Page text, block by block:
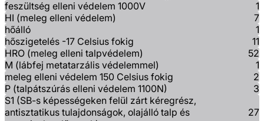
feszültség elleni védelem 1000V
1
HI (meleg elleni védelem)
7
hőálló
1
hőszigetelés -17 Celsius fokig
11
HRO (meleg elleni talpvédelem)
52
M (lábfej metatarzális védelemmel)
1
meleg elleni védelem 150 Celsius fokig
2
P (talpátszúrás elleni védelem 1100N)
3
S1 (SB-s képességeken felül zárt kéregrész,
antisztatikus tulajdonságok, olajálló talp és
27